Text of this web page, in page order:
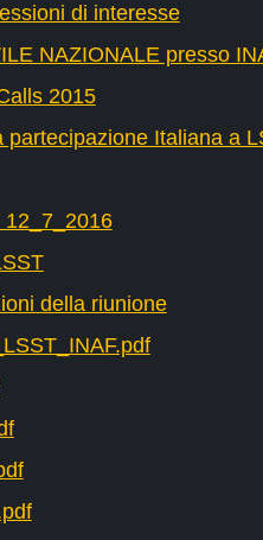
di interesse
NAZIONALE presso
2015
partecipazione Italiana a
della riunione